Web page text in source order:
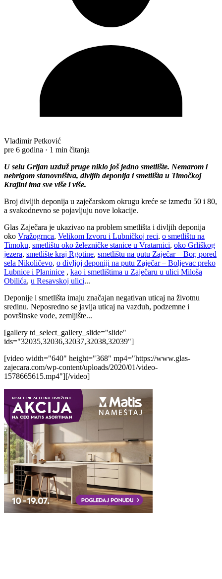
Vladimir Petković
pre 6 godina · 1 min čitanja
U selu Grljan uzduž pruge niklo još jedno smetlište. Nemarom i
nebrigom stanovništva, divljih deponija i smetlišta u Timočkoj
Krajini ima sve više i više.
Broj divljih deponija u zaječarskom okrugu kreće se između 50 i 80,
a svakodnevno se pojavljuju nove lokacije.
Glas Zaječara je ukazivao na problem smetlišta i divljih deponija
oko Vražogrnca, Velikom Izvoru i Lubničkoj reci, o smetlištu na
Timoku, smetlištu oko železničke stanice u Vratarnici, oko Grliškog
jezera, smetlište kraj Rgotine, smetlištu na putu Zaječar – Bor, pored
sela Nikoličevo, o divljoj deponiji na putu Zaječar – Boljevac preko
Lubnice i Planinice , kao i smetlištima u Zaječaru u ulici Miloša
Obilića, u Resavskoj ulici...
Deponije i smetlišta imaju značajan negativan uticaj na životnu
sredinu. Neposredno se javlja uticaj na vazduh, podzemne i
površinske vode, zemljište...
[gallery td_select_gallery_slide="slide"
ids="32035,32036,32037,32038,32039"]
[video width="640" height="368" mp4="https://www.glas-
zajecara.com/wp-content/uploads/2020/01/video-
1578665615.mp4"][/video]